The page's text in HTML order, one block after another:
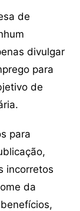
de
divulgar
para
de
para
incorretos
da